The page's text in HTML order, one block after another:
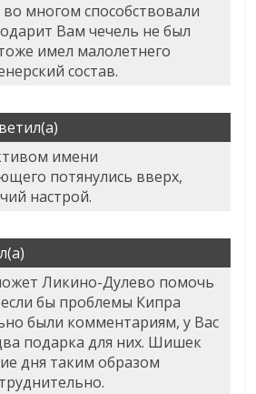
многом способствовали
Вам чечель не был
имел малолетнего
состав.
имени
потянулись вверх,
настрой.
Ликино-Дулево помочь
если бы проблемы Кипра
были комментариям, у Вас
подарка для них. Шишек
дня таким образом